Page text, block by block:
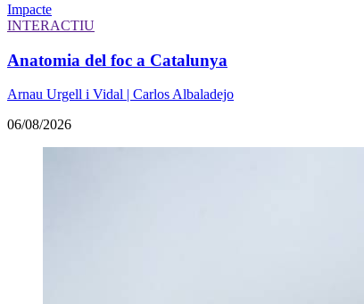
Impacte
INTERACTIU
Anatomia del foc a Catalunya
Arnau Urgell i Vidal | Carlos Albaladejo
06/08/2026